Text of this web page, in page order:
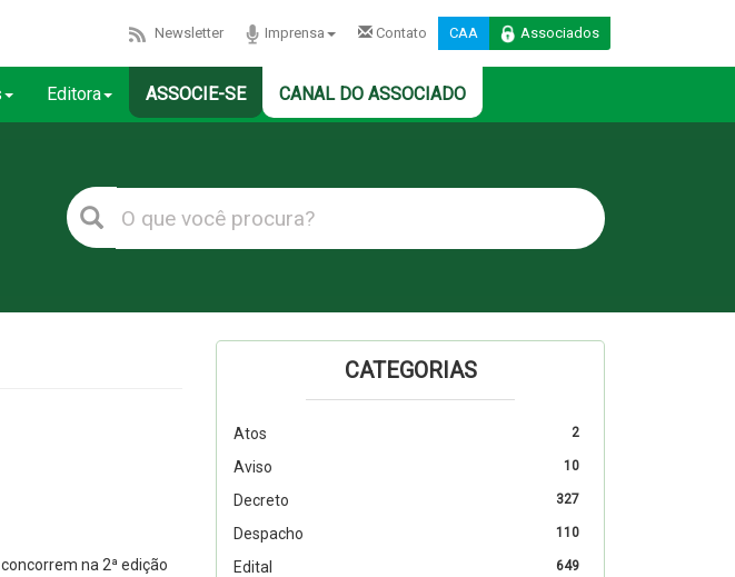
Newsletter Imprensa Contato CAA Associados
Editora ASSOCIE-SE CANAL DO ASSOCIADO
na 2ª edição
CATEGORIAS
2
Atos
10
Aviso
327
Decreto
110
Despacho
649
Edital